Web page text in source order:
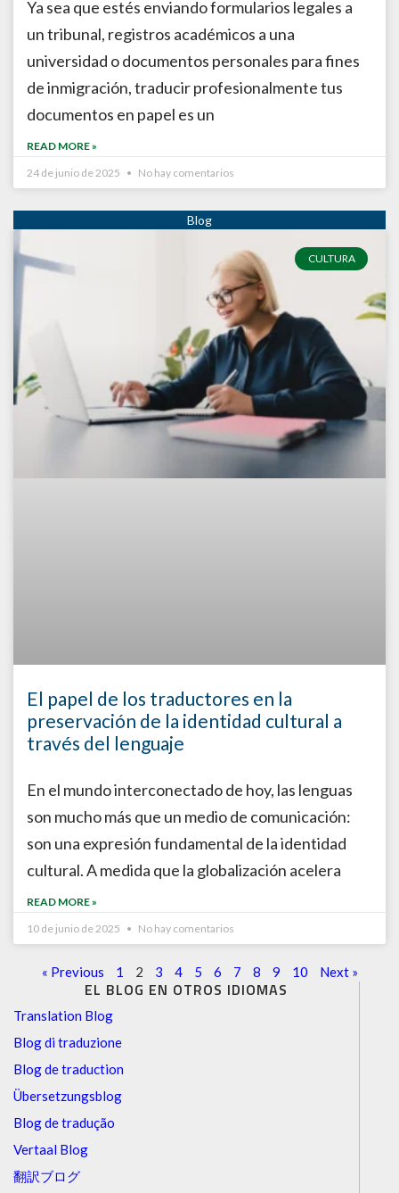
EL BLOG EN OTROS IDIOMAS
Translation Blog
Blog di traduzione
Blog de traduction
Übersetzungsblog
Blog de tradução
Vertaal Blog
翻訳ブログ
Ya sea que estés enviando formularios legales a
un tribunal, registros académicos a una
universidad o documentos personales para fines
de inmigración, traducir profesionalmente tus
documentos en papel es un
READ MORE »
24 de junio de 2025
No hay comentarios
CULTURA
El papel de los traductores en la
preservación de la identidad cultural a
través del lenguaje
En el mundo interconectado de hoy, las lenguas
son mucho más que un medio de comunicación:
son una expresión fundamental de la identidad
cultural. A medida que la globalización acelera
READ MORE »
10 de junio de 2025
No hay comentarios
« Previous 1 2 3 4 5 6 7 8 9 10 Next »